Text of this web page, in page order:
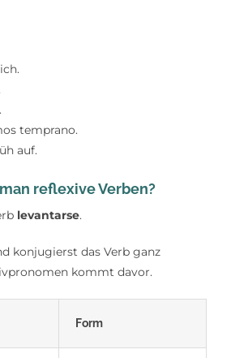
temprano.
auf.
reflexive Verben?
levantarse.
konjugierst das Verb ganz
kommt davor.
Form